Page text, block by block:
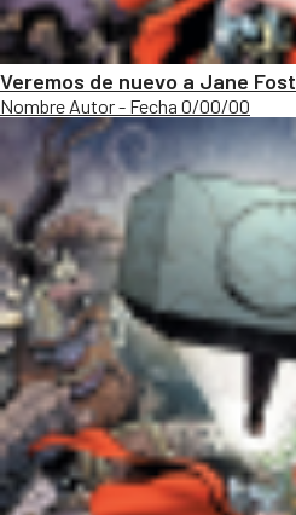
Veremos de nuevo a Jane
Nombre Autor - Fecha 0/00/00